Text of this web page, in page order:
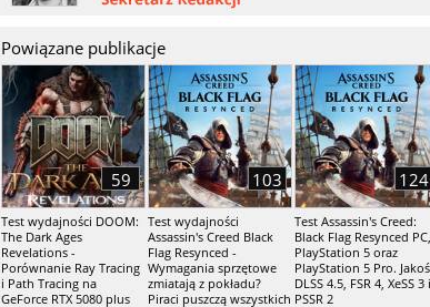
Powiązane publikacje
Test wydajności DOOM:
The Dark Ages
Revelations -
Porównanie Ray Tracing
i Path Tracing na
GeForce RTX 5080 plus
59
Test wydajności
Assassin's Creed Black
Flag Resynced -
Wymagania sprzętowe
zmiatają z pokładu?
Piraci puszczą wszystkich
103
Test Assassin's Creed:
Black Flag Resynced PC,
PlayStation 5 oraz
PlayStation 5 Pro.
DLSS 4.5, FSR 4, XeSS 3 i
PSSR 2
124